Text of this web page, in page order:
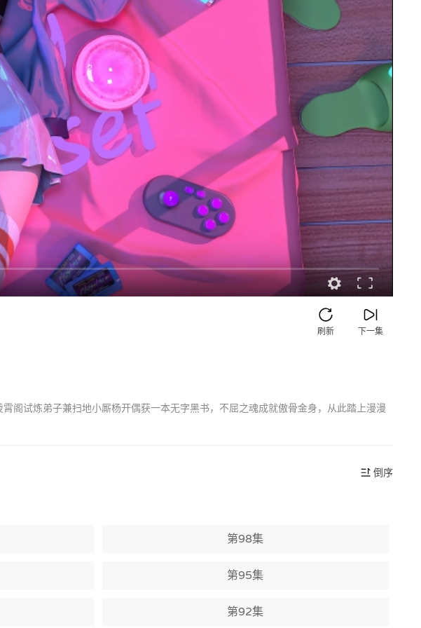
下一集
刷新
阁试炼弟子兼扫地小厮杨开偶获一本无字黑书，不屈之魂成就傲骨金身，从此踏上漫漫
倒序
第98集
第95集
第92集